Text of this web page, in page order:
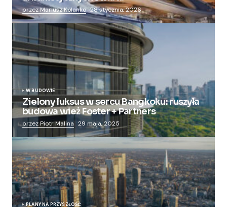
przez Mariusz Kolanko 28 stycznia, 2026
W BUDOWIE
Zielony luksus w sercu Bangkoku: ruszyła
budowa wież Foster + Partners
przez Piotr Malina 29 maja, 2025
PLANY NA PRZYSZŁOŚĆ